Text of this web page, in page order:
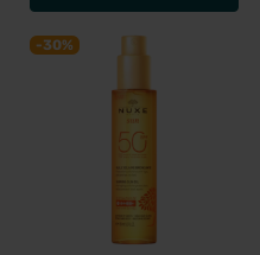
-30%